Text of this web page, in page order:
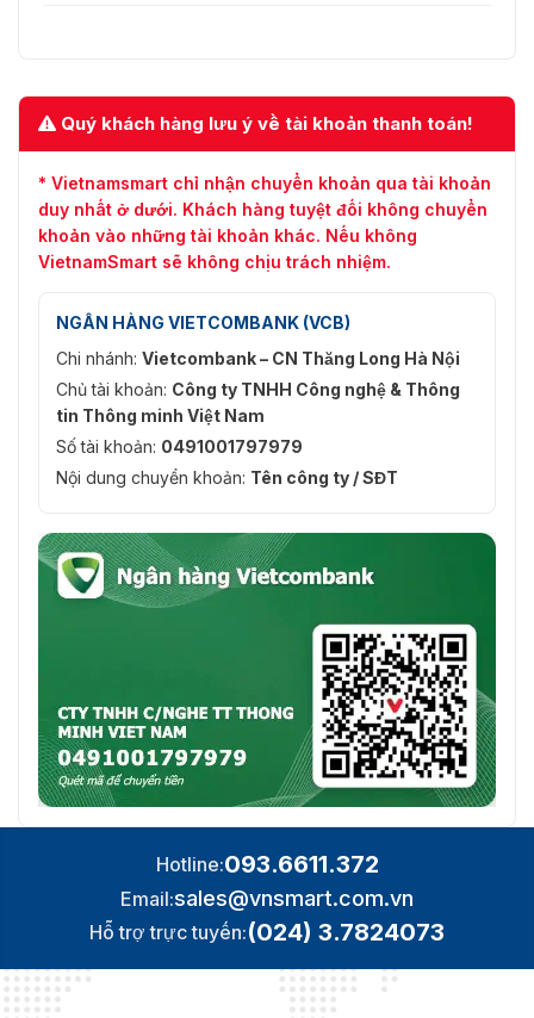
Quý khách hàng lưu ý về tài khoản thanh toán!
* Vietnamsmart chỉ nhận chuyển khoản qua tài khoản
duy nhất ở dưới. Khách hàng tuyệt đối không chuyển
khoản vào những tài khoản khác. Nếu không
VietnamSmart sẽ không chịu trách nhiệm.
NGÂN HÀNG VIETCOMBANK (VCB)
Chi nhánh: Vietcombank – CN Thăng Long Hà Nội
Chủ tài khoản: Công ty TNHH Công nghệ & Thông
tin Thông minh Việt Nam
Số tài khoản: 0491001797979
Nội dung chuyển khoản: Tên công ty / SĐT
Hotline:093.6611.372
Email:sales@vnsmart.com.vn
Hỗ trợ trực tuyến:(024) 3.7824073